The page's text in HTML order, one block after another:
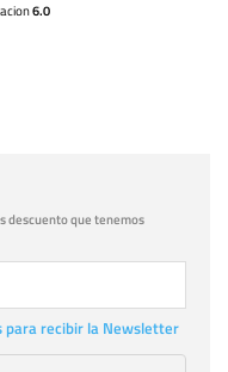
6.0
descuento que tenemos
recibir la Newsletter